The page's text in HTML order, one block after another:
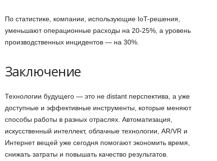
По статистике, компании, использующие IoT-решения,
уменьшают операционные расходы на 20-25%, а уровень
производственных инцидентов — на 30%.
Заключение
Технологии будущего — это не distant перспектива, а уже
доступные и эффективные инструменты, которые меняют
способы работы в разных отраслях. Автоматизация,
искусственный интеллект, облачные технологии, AR/VR и
Интернет вещей уже сегодня помогают экономить время,
снижать затраты и повышать качество результатов.